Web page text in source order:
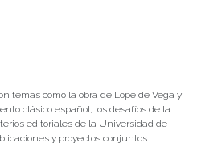
temas como la obra de Lope de Vega y
clásico español, los desafíos de la
editoriales de la Universidad de
y proyectos conjuntos.